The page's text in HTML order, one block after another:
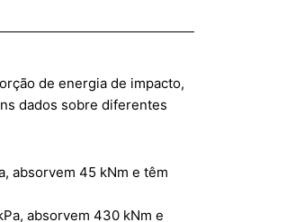
de energia de impacto,
dados sobre diferentes
absorvem 45 kNm e têm
absorvem 430 kNm e